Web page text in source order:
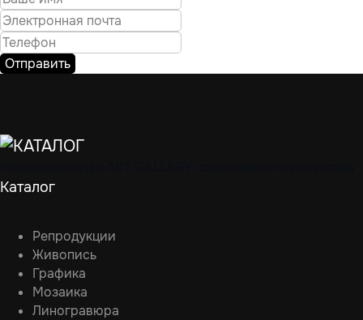
Отправить
Каталог
Репродукции
Живопись
Графика
Мозаика
Линогравюра